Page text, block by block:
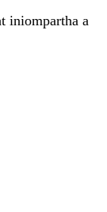
iniompartha a